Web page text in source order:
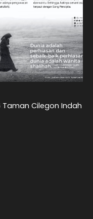
Taman Cilegon Indah